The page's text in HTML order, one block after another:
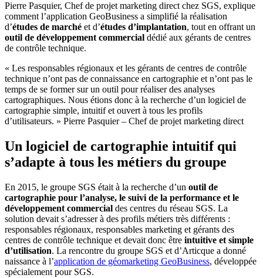
Pierre Pasquier, Chef de projet marketing direct chez SGS, explique
comment l’application GeoBusiness a simplifié la réalisation
d’études de marché et d’études d’implantation, tout en offrant un
outil de développement commercial dédié aux gérants de centres
de contrôle technique.
« Les responsables régionaux et les gérants de centres de contrôle
technique n’ont pas de connaissance en cartographie et n’ont pas le
temps de se former sur un outil pour réaliser des analyses
cartographiques. Nous étions donc à la recherche d’un logiciel de
cartographie simple, intuitif et ouvert à tous les profils
d’utilisateurs. » Pierre Pasquier – Chef de projet marketing direct
Un logiciel de cartographie intuitif qui
s’adapte à tous les métiers du groupe
En 2015, le groupe SGS était à la recherche d’un outil de
cartographie pour l’analyse, le suivi de la performance et le
développement commercial des centres du réseau SGS. La
solution devait s’adresser à des profils métiers très différents :
responsables régionaux, responsables marketing et gérants des
centres de contrôle technique et devait donc être intuitive et simple
d’utilisation. La rencontre du groupe SGS et d’Articque a donné
naissance à l’application de géomarketing GeoBusiness, développée
spécialement pour SGS.